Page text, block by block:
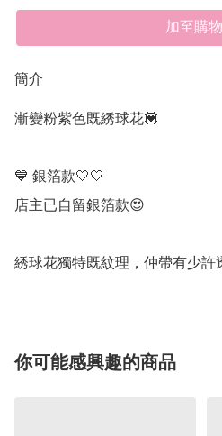
加至購
簡介
漸變粉紫色既綉球花💟
💙 銀箔款🤍🤍
店主已自留銀箔款😍
綉球花獨特既紋理，仲帶有少
你可能感興趣的商品